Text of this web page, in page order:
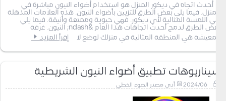
أحدث اتجاه في ديكور المنزل هو استخدام أضواء النيون مباشرة في
المنزل. فيما يلي بعض الطرق للتزيين بأضواء النيون. هذه العلامات المذهلة
هي اللمسة المثالية لأي ديكور. فهي حيوية وممتعة وأنيقة. فيما يلي
بعض الطرق لدمج أحدث اتجاهات هذا العام &ndash; النيون. غرفة
المعيشة هي المنطقة المثالية في منزلك لوضع لا
إقرأ المزيد
سيناريوهات تطبيق أضواء النيون الشريطية
2024/06 أدى مصدر الضوء الخطي